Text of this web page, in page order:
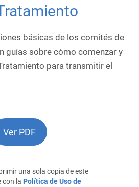
básicas de los comités de
guías sobre cómo comenzar y
para transmitir el
Ver PDF
una sola copia de este
con la Política de Uso de